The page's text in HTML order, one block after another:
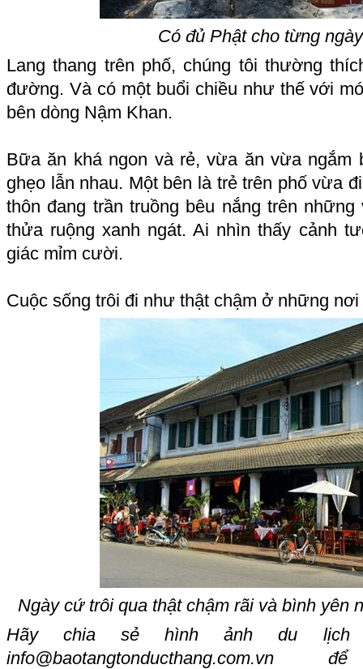
Có đủ Phật cho từng
Lang thang trên phố, chúng tôi thường
đường. Và có một buổi chiều như thế với
bên dòng Nậm Khan.
Bữa ăn khá ngon và rẻ, vừa ăn vừa ngắm
ghẹo lẫn nhau. Một bên là trẻ trên phố vừa
thôn đang trần truồng bêu nắng trên
thửa ruộng xanh ngát. Ai nhìn thấy cảnh
giác mỉm cười.
Cuộc sống trôi đi như thật chậm ở những nơi
Ngày cứ trôi qua thật chậm rãi và bình yên
Hãy chia sẻ hình ảnh du
info@baotangtonducthang.com.vn